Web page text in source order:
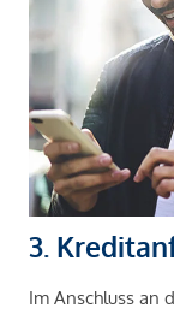
3.
Im Anschluss an